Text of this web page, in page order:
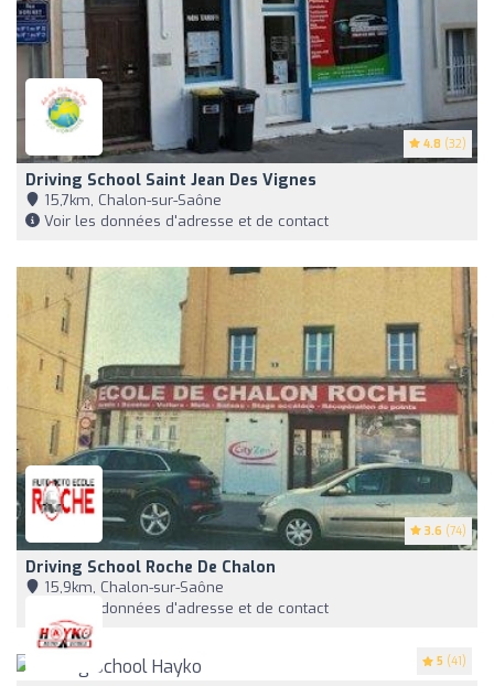
4.8 (32)
Driving School Saint Jean Des Vignes
15,7km, Chalon-sur-Saône
Voir les données d'adresse et de contact
3.6 (74)
Driving School Roche De Chalon
15,9km, Chalon-sur-Saône
Voir les données d'adresse et de contact
5 (41)